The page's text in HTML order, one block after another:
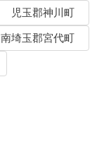
児玉郡神川町
南埼玉郡宮代町